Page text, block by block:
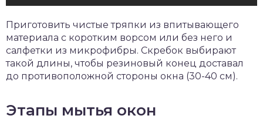
Приготовить чистые тряпки из впитывающего
материала с коротким ворсом или без него и
салфетки из микрофибры. Скребок выбирают
такой длины, чтобы резиновый конец доставал
до противоположной стороны окна (30-40 см).
Этапы мытья окон